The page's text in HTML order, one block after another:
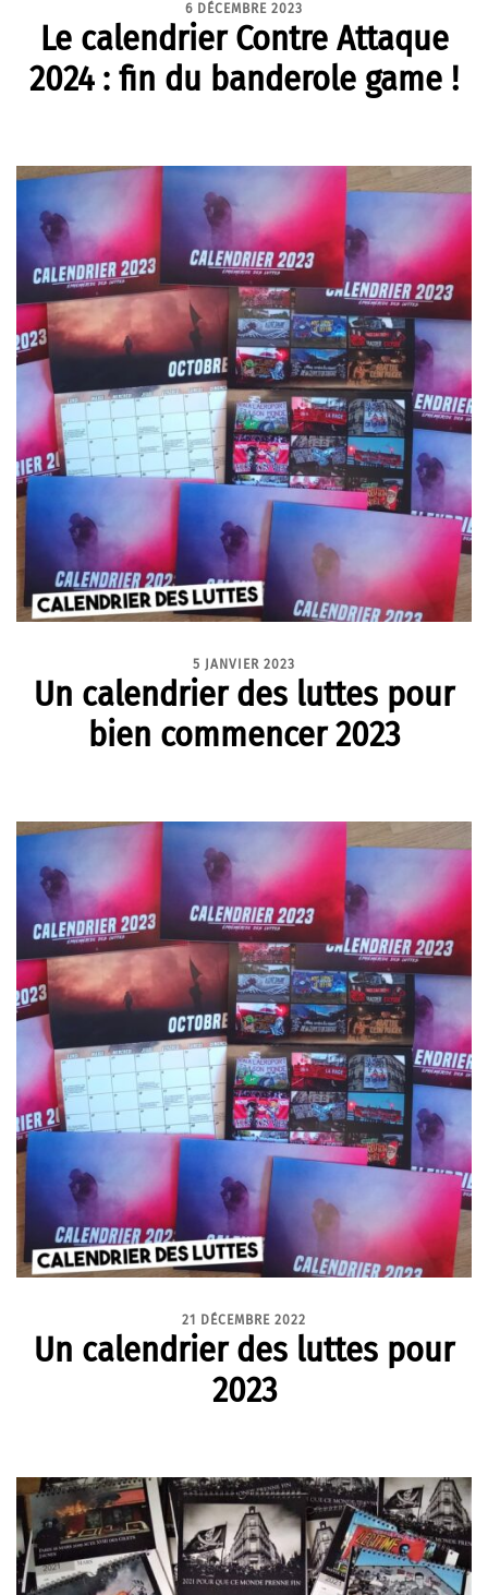
6 DÉCEMBRE 2023
Le calendrier Contre Attaque
2024 : fin du banderole game !
5 JANVIER 2023
Un calendrier des luttes pour
bien commencer 2023
21 DÉCEMBRE 2022
Un calendrier des luttes pour
2023